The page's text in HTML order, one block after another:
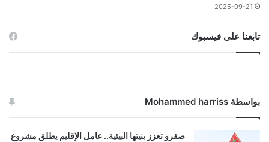
2025-09-21
تابعنا على فيسبوك
بواسطة Mohammed harriss
صفرو تعزز بنيتها البيئية.. عامل الإقليم يطلق مشروع